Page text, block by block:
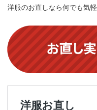
洋服のお直しなら何でも気